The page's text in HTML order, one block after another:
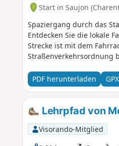
Start in Saujon
Spaziergang durch das
Entdecken Sie die lokale
Strecke ist mit dem
Straßenverkehrsordnung
PDF herunterladen
Lehrpfad von
Visorando-Mitglied